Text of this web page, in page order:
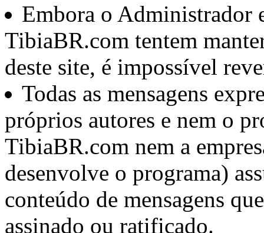
Embora o Administrador
TibiaBR.com tentem
deste site, é impossível
Todas as mensagens
próprios autores e nem o
TibiaBR.com nem a
desenvolve o programa)
conteúdo de mensagens
assinado ou ratificado.